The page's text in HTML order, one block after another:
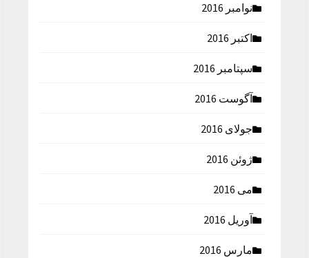
نوامبر 2016
اکتبر 2016
سپتامبر 2016
آگوست 2016
جولای 2016
ژوئن 2016
می 2016
آوریل 2016
مارس 2016